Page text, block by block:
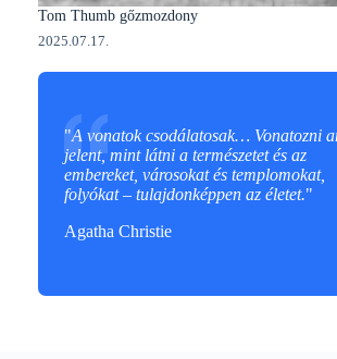
Tom Thumb gőzmozdony
2025.07.17.
"A vonatok csodálatosak… Vonatozni
jelent, mint látni a természetet és az
embereket, városokat és templomokat,
folyókat – tulajdonképpen az életet."
Agatha Christie